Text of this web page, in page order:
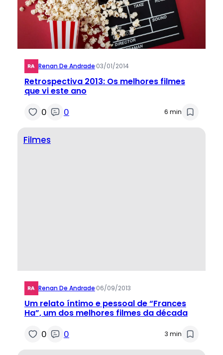
Renan De Andrade·03/01/2014
Retrospectiva 2013: Os melhores filmes
que vi este ano
0 0 6 min
Filmes
Renan De Andrade·06/09/2013
Um relato íntimo e pessoal de “Frances
Ha”, um dos melhores filmes da década
0 0 3 min